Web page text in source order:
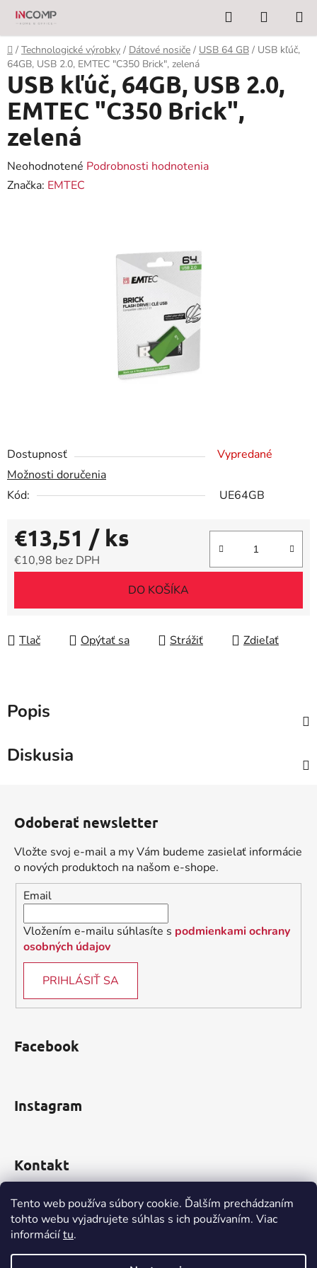
Tento web používa súbory cookie. Ďalším prechádzaním
tohto webu vyjadrujete súhlas s ich používaním. Viac
informáciítu.
Prejsť
obsah
Hľadať
KOŠÍK
Domov
/ Technologické výrobky / Dátové nosiče / USB 64 GB / USB kľúč,
64GB, USB 2.0, EMTEC "C350 Brick", zelená
Dostupnosť
Vypredané
Možnosti doručenia
Kód:
UE64GB
€13,51 / ks
€10,98 bez DPH
DO KOŠÍKA
Tlač Opýtať sa Strážiť Zdieľať
USB kľúč, 64GB, USB 2.0,
EMTEC "C350 Brick",
zelená
Priemerné
hodnotenie
Neohodnotené Podrobnosti hodnotenia
Značka: EMTEC
Popis
Diskusia
Odoberať newsletter
Vložte svoj e-mail a my Vám budeme zasielať informácie
o nových produktoch na našom e-shope.
Email
Vložením e-mailu súhlasíte s podmienkami ochrany
osobných údajov
PRIHLÁSIŤ SA
Facebook
Instagram
Kontakt
obchod@incomp.sk
0910 999 552